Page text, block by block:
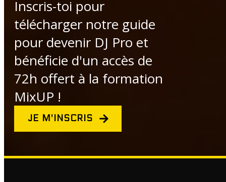
Inscris-toi pour
télécharger notre guide
pour devenir DJ Pro et
bénéficie d'un accès de
72h offert à la formation
MixUP !
JE M'INSCRIS